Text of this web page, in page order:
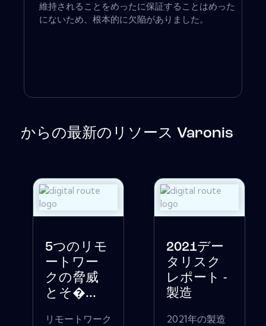
維持されることをめったに保証することはめった
にないため、根本的に欠陥がありました。
からの最新のリソース Varonis
5つのリモ
ートワー
クの脅威
とそ�...
リモートワーク
2021デー
タリスク
レポート -
製造
2021年の製造